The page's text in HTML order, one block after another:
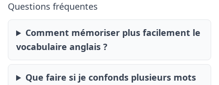
Questions fréquentes
Comment mémoriser plus facilement le
vocabulaire anglais ?
Que faire si je confonds plusieurs mots